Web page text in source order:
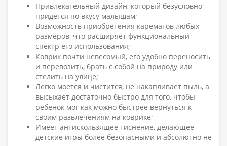
Привлекательный дизайн, который безусловно
придется по вкусу малышам;
Возможность приобретения карематов любых
размеров, что расширяет функциональный
спектр его использования;
Коврик почти невесомый, его удобно переносить
и перевозить, брать с собой на природу или
стелить на улице;
Легко моется и чистится, не накапливает пыль, а
высыхает достаточно быстро для того, чтобы
ребенок мог как можно быстрее вернуться к
своим развлечениям на коврике;
Имеет антискользящее тиснение, делающее
детские игры более безопасными и абсолютно не